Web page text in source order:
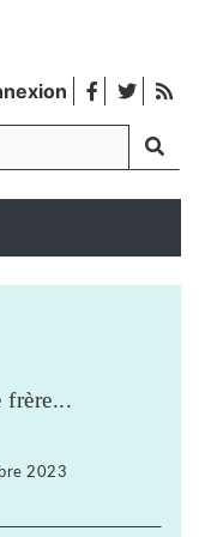
facebook
twitter
frère...
2023